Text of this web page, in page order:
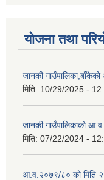
योजना तथा
जानकी
मिति: 10/29/2025 -
जानकी गाउँपालिकाको
मिति: 07/22/2024 -
आ.व.२०७९/८० को मिति